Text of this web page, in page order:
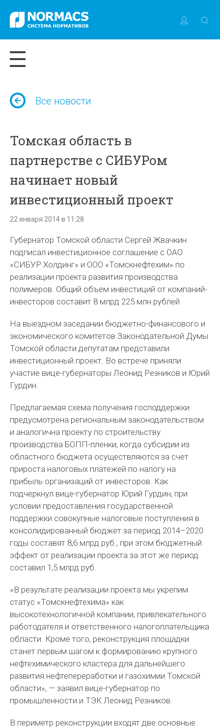
Все новости
Томская область в
партнерстве с СИБУРом
начинает новый
инвестиционный проект
22 января 2014 в 11:28
Губернатор Томской области Сергей Жвачкин
подписал инвестиционное соглашение с ОАО
«СИБУР Холдинг» и ООО «Томскнефтехим» по
реализации проекта развития производства
полимеров. Общий объем инвестиций от компаний-
инвесторов составит 8 млрд 225 млн рублей.
На выездном заседании бюджетно-финансового и
экономического комитетов Законодательной Думы
Томской области депутатам представили
инвестиционный проект. Во встрече приняли
участие вице-губернаторы Леонид Резников и Юрий
Гурдин.
Предлагаемая схема получения господдержки
предусмотрена региональным законодательством
и аналогична проекту по строительству
производства БОПП-пленки, когда субсидии из
областного бюджета осуществляются за счет
прироста налоговых платежей по налогу на
прибыль организаций от инвесторов. Как
подчеркнул вице-губернатор Юрий Гурдин, при
условии предоставления государственной
поддержки совокупные налоговые поступления в
консолидированный бюджет за период 2014–2020
годы составят 8,6 млрд руб., при этом бюджетный
эффект от реализации проекта за этот же период
составил 1,5 млрд руб.
«В результате реализации проекта мы укрепим
статус «Томскнефтехима» как
высокотехнологичной компании, привлекательного
работодателя и ответственного налогоплательщика
области. Кроме того, реконструкция площадки
станет первым шагом к формированию крупного
нефтехимического кластера для дальнейшего
развития нефтепереработки и газохимии Томской
области», — заявил вице-губернатор по
промышленности и ТЭК Леонид Резников.
В периметр реконструкции входят две основные